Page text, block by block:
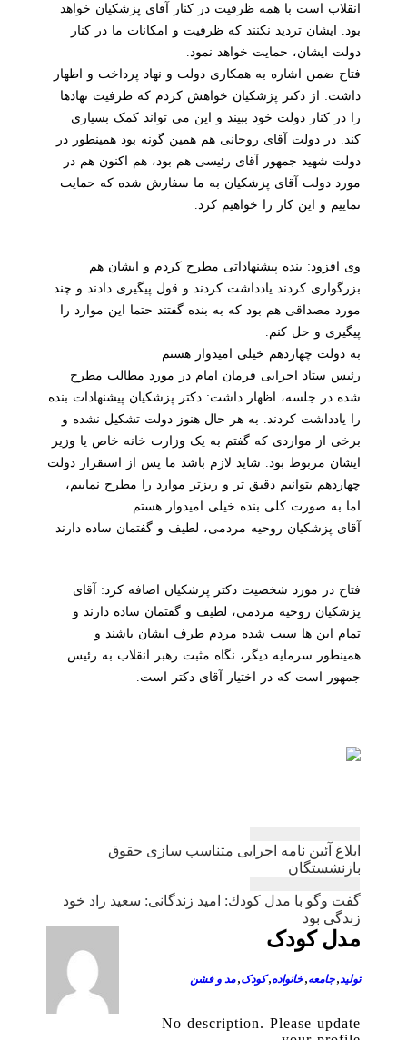
انقلاب است با همه ظرفیت در کنار آقای پزشکیان خواهد
بود. ایشان تردید نکنند که ظرفیت و امکانات ما در کنار
دولت ایشان، حمایت خواهد نمود.
فتاح ضمن اشاره به همکاری دولت و نهاد پرداخت و اظهار
داشت: از دکتر پزشکیان خواهش کردم که ظرفیت نهادها
را در کنار دولت خود ببیند و این می تواند کمک بسیاری
کند. در دولت آقای روحانی هم همین گونه بود همینطور در
دولت شهید جمهور آقای رئیسی هم بود، هم اکنون هم در
مورد دولت آقای پزشکیان به ما سفارش شده که حمایت
نماییم و این کار را خواهیم کرد.
وی افزود: بنده پیشنهاداتی مطرح کردم و ایشان هم
بزرگواری کردند یادداشت کردند و قول پیگیری دادند و چند
مورد مصداقی هم بود که به بنده گفتند حتما این موارد را
پیگیری و حل کنم.
به دولت چهاردهم خیلی امیدوار هستم
رئیس ستاد اجرایی فرمان امام در مورد مطالب مطرح
شده در جلسه، اظهار داشت: دکتر پزشکیان پیشنهادات بنده
را یادداشت کردند. به هر حال هنوز دولت تشکیل نشده و
برخی از مواردی که گفتم به یک وزارت خانه خاص یا وزیر
ایشان مربوط بود. شاید لازم باشد ما پس از استقرار دولت
چهاردهم بتوانیم دقیق تر و ریزتر موارد را مطرح نماییم،
اما به صورت کلی بنده خیلی امیدوار هستم.
آقای پزشکیان روحیه مردمی، لطیف و گفتمان ساده دارند
فتاح در مورد شخصیت دکتر پزشکیان اضافه کرد: آقای
پزشکیان روحیه مردمی، لطیف و گفتمان ساده دارند و
تمام این ها سبب شده مردم طرف ایشان باشند و
همینطور سرمایه دیگر، نگاه مثبت رهبر انقلاب به رئیس
جمهور است که در اختیار آقای دکتر است.
راهبری
نوشته
ابلاغ آئین نامه اجرایی متناسب سازی حقوق
بازنشستگان
گفت وگو با مدل كودك: امید زندگانی: سعید راد خود
زندگی بود
مدل کودک
جامعه,خانواده,کودک,مد و فشن
No description. Please update